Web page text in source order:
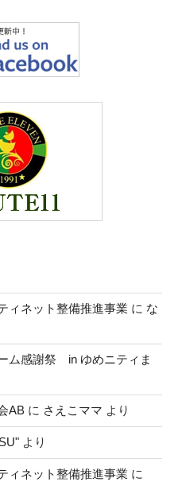
ィネット整備推進事業 に な
ム感謝祭 in ゆめニティま
AB に さえこママ より
より
ィネット整備推進事業 に